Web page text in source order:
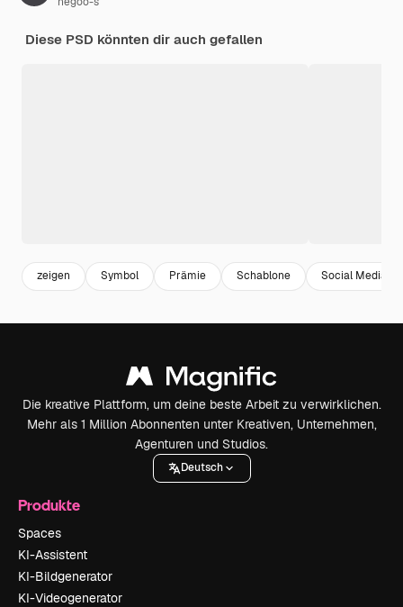
Diese PSD könnten dir auch gefallen
zeigen Symbol Prämie Schablone Social Media
Die kreative Plattform, um deine beste Arbeit zu verwirklichen.
Mehr als 1 Million Abonnenten unter Kreativen, Unternehmen,
Agenturen und Studios.
Deutsch
Produkte
Spaces
KI-Assistent
KI-Bildgenerator
KI-Videogenerator